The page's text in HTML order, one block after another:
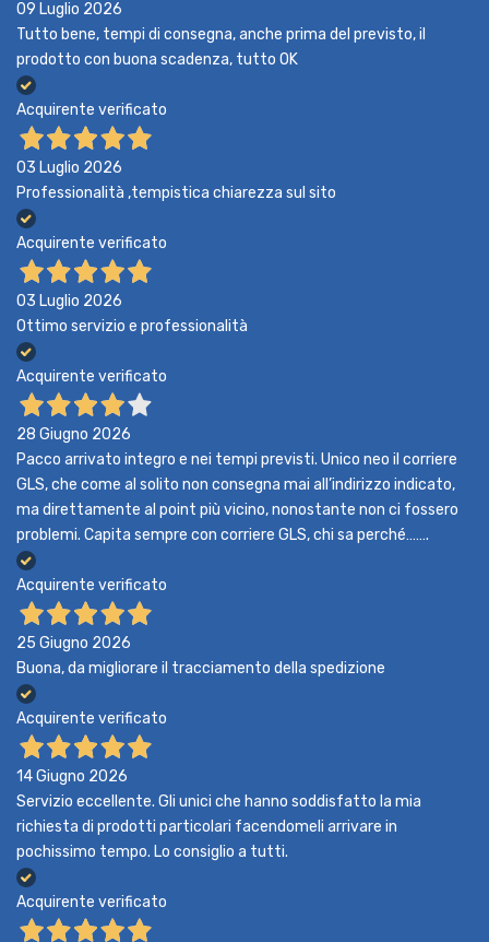
09 Luglio 2026
Tutto bene, tempi di consegna, anche prima del previsto, il
prodotto con buona scadenza, tutto OK
Acquirente verificato
03 Luglio 2026
Professionalità ,tempistica chiarezza sul sito
Acquirente verificato
03 Luglio 2026
Ottimo servizio e professionalità
Acquirente verificato
28 Giugno 2026
Pacco arrivato integro e nei tempi previsti. Unico neo il corriere
GLS, che come al solito non consegna mai all’indirizzo indicato,
ma direttamente al point più vicino, nonostante non ci fossero
problemi. Capita sempre con corriere GLS, chi sa perché…….
Acquirente verificato
25 Giugno 2026
Buona, da migliorare il tracciamento della spedizione
Acquirente verificato
14 Giugno 2026
Servizio eccellente. Gli unici che hanno soddisfatto la mia
richiesta di prodotti particolari facendomeli arrivare in
pochissimo tempo. Lo consiglio a tutti.
Acquirente verificato